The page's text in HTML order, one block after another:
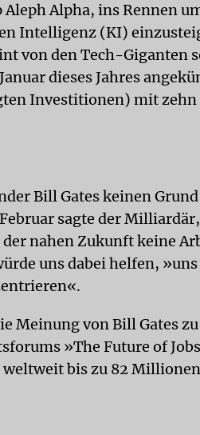
Alpha, ins Rennen
Intelligenz (KI)
von den Tech-Giganten
dieses Jahres
Investitionen) mit
Bill Gates keinen Grund
sagte der
nahen Zukunft keine
uns dabei helfen,
Meinung von Bill Gates
»The Future of
weltweit bis zu 82 Millionen